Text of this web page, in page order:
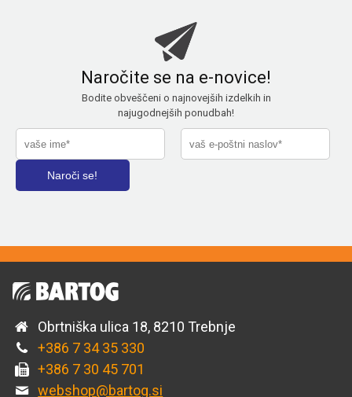
Naročite se na e-novice!
Bodite obveščeni o najnovejših izdelkih in
najugodnejših ponudbah!
Obrtniška ulica 18, 8210 Trebnje
+386 7 34 35 330
+386 7 30 45 701
webshop@bartog.si